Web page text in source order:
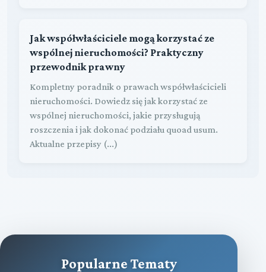
Jak współwłaściciele mogą korzystać ze
wspólnej nieruchomości? Praktyczny
przewodnik prawny
Kompletny poradnik o prawach współwłaścicieli
nieruchomości. Dowiedz się jak korzystać ze
wspólnej nieruchomości, jakie przysługują
roszczenia i jak dokonać podziału quoad usum.
Aktualne przepisy (...)
Popularne Tematy